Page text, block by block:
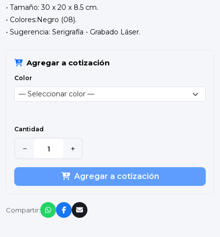
• Tamaño: 30 x 20 x 8.5 cm.
• Colores:Negro (08).
• Sugerencia: Serigrafía - Grabado Láser.
Agregar a cotización
Color
Cantidad
− +
Agregar a cotización
Compartir: